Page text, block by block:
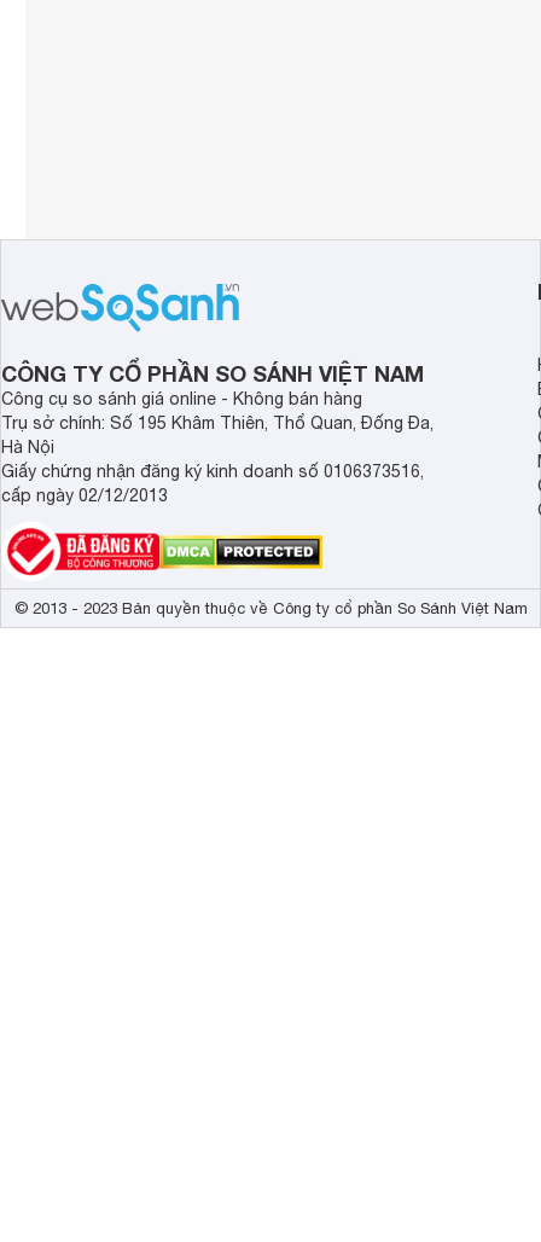
CÔNG TY CỔ PHẦN SO SÁNH VIỆT NAM
Công cụ so sánh giá online - Không bán hàng
Trụ sở chính: Số 195 Khâm Thiên, Thổ Quan, Đống Đa,
Hà Nội
Giấy chứng nhận đăng ký kinh doanh số 0106373516,
cấp ngày 02/12/2013
© 2013 - 2023 Bản quyền thuộc về Công ty cổ phần So Sánh Việt Nam